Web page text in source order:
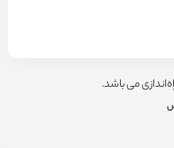
می باشد.